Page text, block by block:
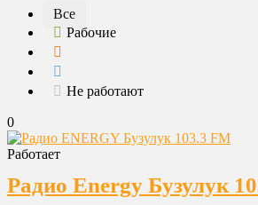
Все категории
Все
Рабочие
Не работают
0
Работает
Радио Energy Бузулук